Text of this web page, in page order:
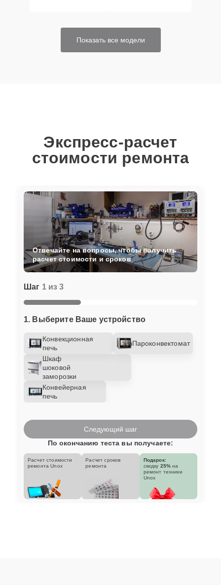
Показать все модели
Экспресс-расчет
стоимости ремонта
Шаг 1 из 3
1. Выберите Ваше устройство
Конвекционная
печь
Пароконвектомат
Шкаф
шоковой
заморозки
Конвейерная
печь
Отвечайте на вопросы, чтобы получить
расчет стоимости и сроков
Следующий шаг
По окончанию теста вы получаете:
Расчет стоимости
ремонта Unox
Расчет сроков
ремонта
Подарок:
скидку 25% на
ремонт техники
Unox